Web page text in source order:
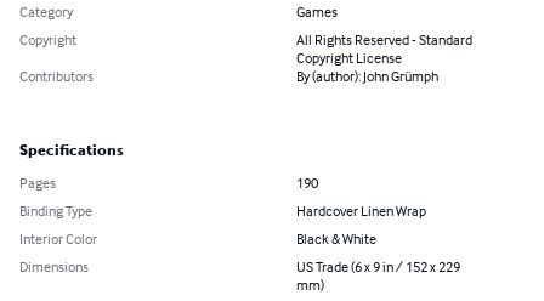
Category
Games
Copyright
All Rights Reserved - Standard
Copyright License
Contributors
By (author): John Grümph
Specifications
Pages
190
Binding Type
Hardcover Linen Wrap
Interior Color
Black & White
Dimensions
US Trade (6 x 9 in / 152 x 229
mm)